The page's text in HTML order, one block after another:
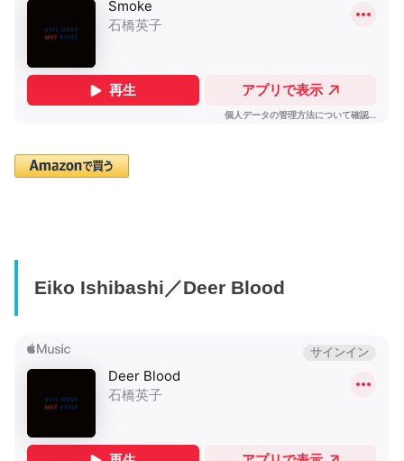
Eiko Ishibashi／Deer Blood